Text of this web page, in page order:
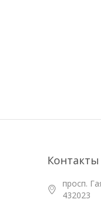
Контакты
просп.
432023